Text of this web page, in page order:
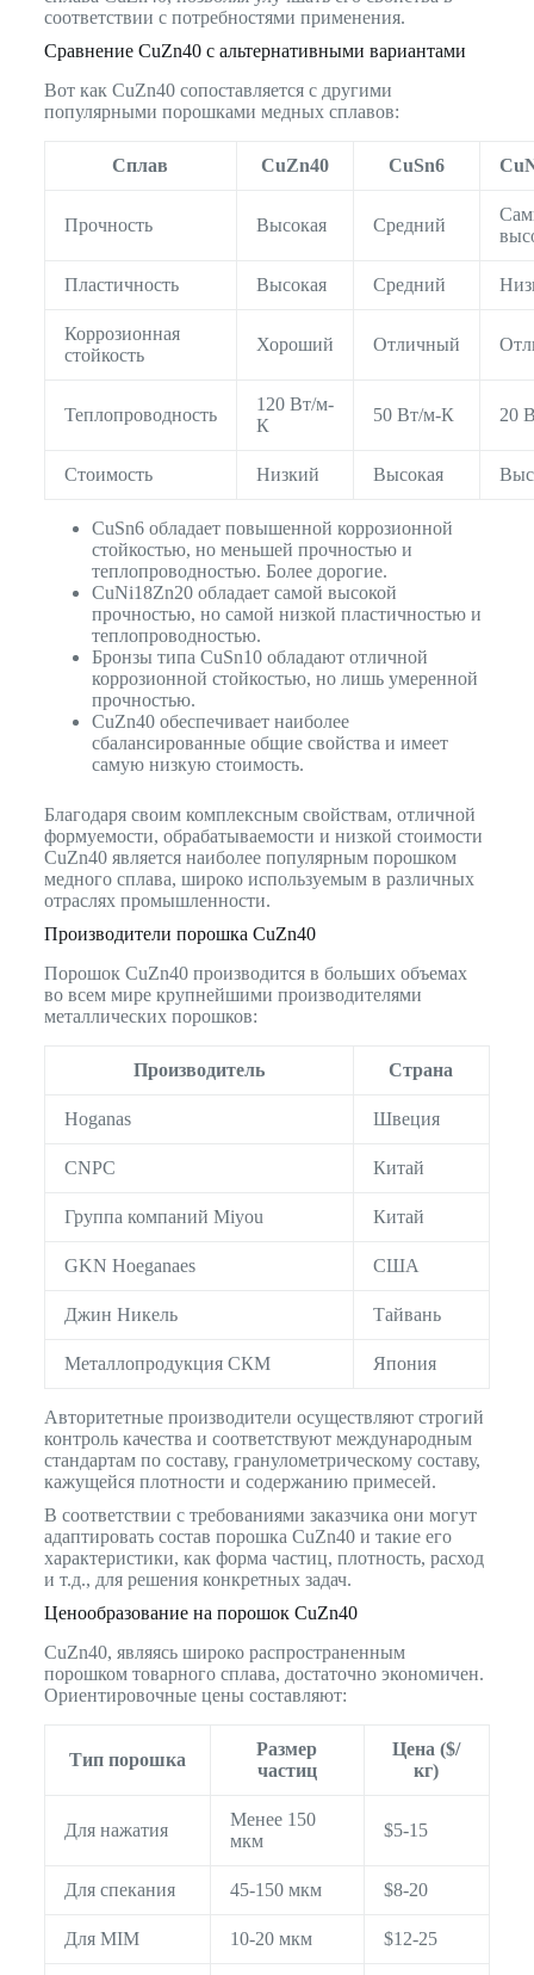
соответствии с потребностями применения.
Сравнение CuZn40 с альтернативными вариантами
Вот как CuZn40 сопоставляется с другими
популярными порошками медных сплавов:
Сплав CuZn40 CuSn6
Прочность Высокая Средний
Пластичность Высокая Средний
Коррозионная
стойкость
Хороший Отличный
Теплопроводность
120 Вт/м-
К
50 Вт/м-К 20
Стоимость Низкий Высокая
CuSn6 обладает повышенной коррозионной
стойкостью, но меньшей прочностью и
теплопроводностью. Более дорогие.
CuNi18Zn20 обладает самой высокой
прочностью, но самой низкой пластичностью и
теплопроводностью.
Бронзы типа CuSn10 обладают отличной
коррозионной стойкостью, но лишь умеренной
прочностью.
CuZn40 обеспечивает наиболее
сбалансированные общие свойства и имеет
самую низкую стоимость.
Благодаря своим комплексным свойствам, отличной
формуемости, обрабатываемости и низкой стоимости
CuZn40 является наиболее популярным порошком
медного сплава, широко используемым в различных
отраслях промышленности.
Производители порошка CuZn40
Порошок CuZn40 производится в больших объемах
во всем мире крупнейшими производителями
металлических порошков:
Производитель Страна
Hoganas Швеция
CNPC Китай
Группа компаний Miyou Китай
GKN Hoeganaes США
Джин Никель Тайвань
Металлопродукция СКМ Япония
Авторитетные производители осуществляют строгий
контроль качества и соответствуют международным
стандартам по составу, гранулометрическому составу,
кажущейся плотности и содержанию примесей.
В соответствии с требованиями заказчика они могут
адаптировать состав порошка CuZn40 и такие его
характеристики, как форма частиц, плотность, расход
и т.д., для решения конкретных задач.
Ценообразование на порошок CuZn40
CuZn40, являясь широко распространенным
порошком товарного сплава, достаточно экономичен.
Ориентировочные цены составляют:
Тип порошка
Размер
частиц
Цена ($/
кг)
Для нажатия
Менее 150
мкм
$5-15
Для спекания 45-150 мкм $8-20
Для MIM 10-20 мкм $12-25